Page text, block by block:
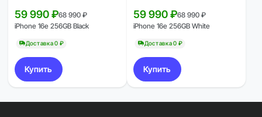
59 990 ₽68 990 ₽
iPhone 16e 256GB Black
Доставка 0 ₽
Купить
59 990 ₽68 990 ₽
iPhone 16e 256GB White
Доставка 0 ₽
Купить